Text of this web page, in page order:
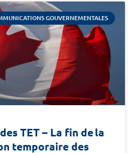
GOUVERNEMENTALES
TET – La fin de la
temporaire des